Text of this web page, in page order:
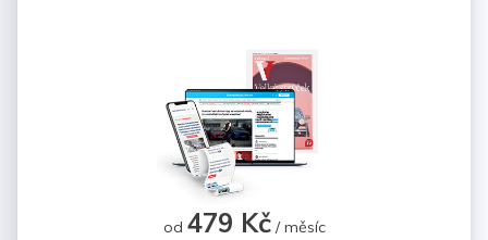
od 479 Kč/ měsíc